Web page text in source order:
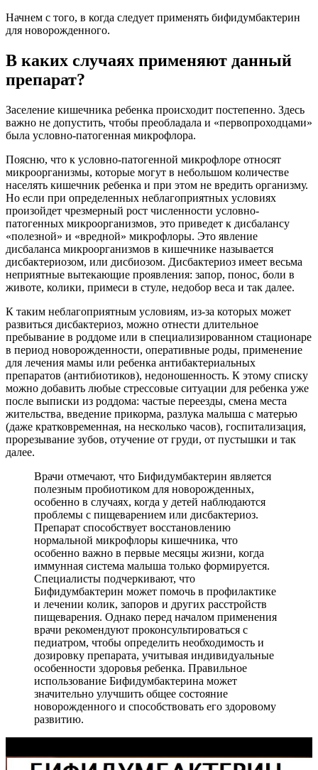
Начнем с того, в когда следует применять бифидумбактерин
для новорожденного.
В каких случаях применяют данный
препарат?
Заселение кишечника ребенка происходит постепенно. Здесь
важно не допустить, чтобы преобладала и «первопроходцами»
была условно-патогенная микрофлора.
Поясню, что к условно-патогенной микрофлоре относят
микроорганизмы, которые могут в небольшом количестве
населять кишечник ребенка и при этом не вредить организму.
Но если при определенных неблагоприятных условиях
произойдет чрезмерный рост численности условно-
патогенных микроорганизмов, это приведет к дисбалансу
«полезной» и «вредной» микрофлоры. Это явление
дисбаланса микроорганизмов в кишечнике называется
дисбактериозом, или дисбиозом. Дисбактериоз имеет весьма
неприятные вытекающие проявления: запор, понос, боли в
животе, колики, примеси в стуле, недобор веса и так далее.
К таким неблагоприятным условиям, из-за которых может
развиться дисбактериоз, можно отнести длительное
пребывание в роддоме или в специализированном стационаре
в период новорожденности, оперативные роды, применение
для лечения мамы или ребенка антибактериальных
препаратов (антибиотиков), недоношенность. К этому списку
можно добавить любые стрессовые ситуации для ребенка уже
после выписки из роддома: частые переезды, смена места
жительства, введение прикорма, разлука малыша с матерью
(даже кратковременная, на несколько часов), госпитализация,
прорезывание зубов, отучение от груди, от пустышки и так
далее.
Врачи отмечают, что Бифидумбактерин является
полезным пробиотиком для новорожденных,
особенно в случаях, когда у детей наблюдаются
проблемы с пищеварением или дисбактериоз.
Препарат способствует восстановлению
нормальной микрофлоры кишечника, что
особенно важно в первые месяцы жизни, когда
иммунная система малыша только формируется.
Специалисты подчеркивают, что
Бифидумбактерин может помочь в профилактике
и лечении колик, запоров и других расстройств
пищеварения. Однако перед началом применения
врачи рекомендуют проконсультироваться с
педиатром, чтобы определить необходимость и
дозировку препарата, учитывая индивидуальные
особенности здоровья ребенка. Правильное
использование Бифидумбактерина может
значительно улучшить общее состояние
новорожденного и способствовать его здоровому
развитию.